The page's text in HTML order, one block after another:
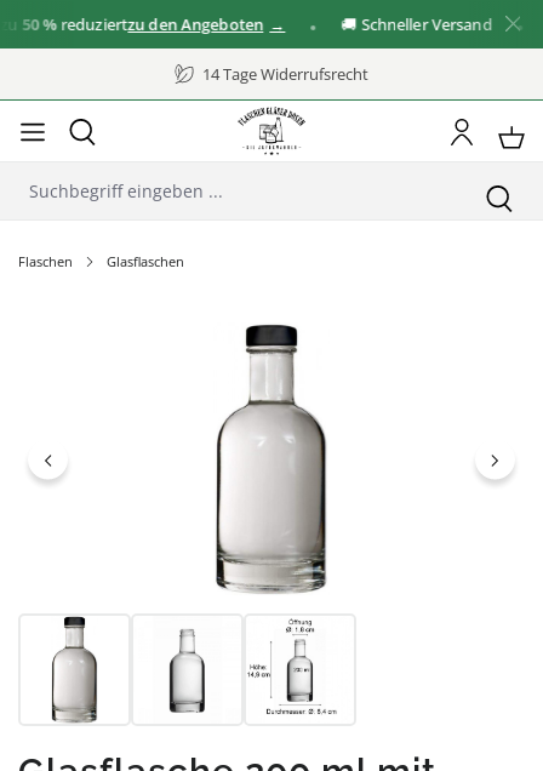
50 %reduziertzu den Angeboten 🚚 Schneller Versand
14 Tage Widerrufsrecht
Flaschen Glasflaschen